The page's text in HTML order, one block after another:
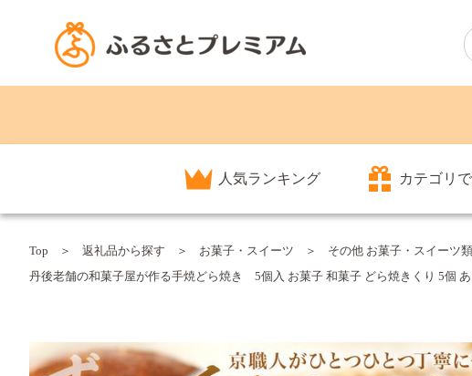
人気ランキング カテゴリ
Top 返礼品から探す お菓子・スイーツ
その他 お菓子・スイーツ類
丹後老舗の和菓子屋が作る手焼どら焼き 5個入 お菓子 和菓子 どら焼きくり 5個